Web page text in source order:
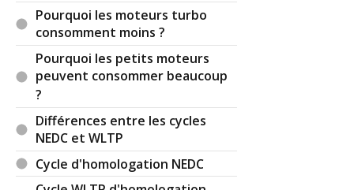
Pourquoi les moteurs turbo
consomment moins ?
Pourquoi les petits moteurs
peuvent consommer beaucoup
?
Différences entre les cycles
NEDC et WLTP
Cycle d'homologation NEDC